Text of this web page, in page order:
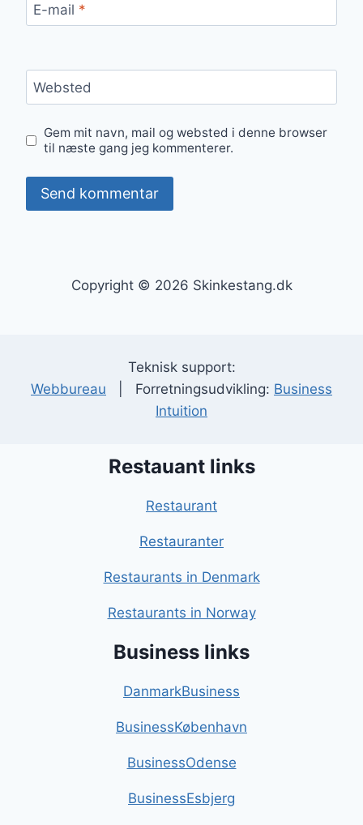
E-mail *
Websted
Gem mit navn, mail og websted i denne browser
til næste gang jeg kommenterer.
Copyright © 2026 Skinkestang.dk
Teknisk support:
Webbureau | Forretningsudvikling: Business
Intuition
Restauant links
Restaurant
Restauranter
Restaurants in Denmark
Restaurants in Norway
Business links
DanmarkBusiness
BusinessKøbenhavn
BusinessOdense
BusinessEsbjerg